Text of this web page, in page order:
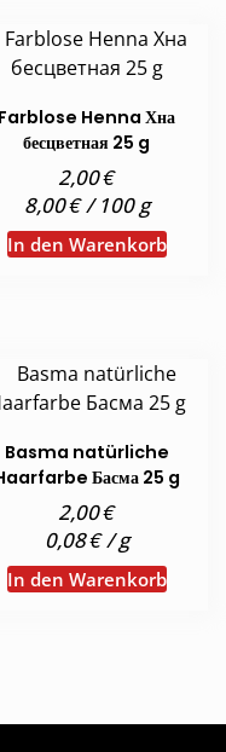
Farblose Henna Хна
бесцветная 25 g
2,00€
8,00€/ 100 g
In den Warenkorb
Basma natürliche
Басма 25 g
2,00€
0,08€/g
In den Warenkorb